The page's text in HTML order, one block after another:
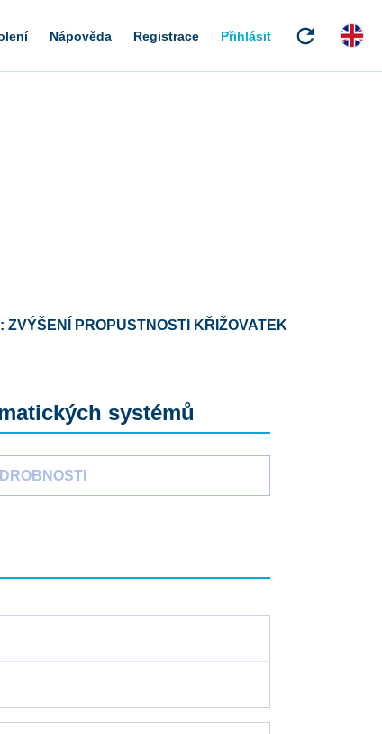
Nápověda Registrace Přihlásit refresh
ZVÝŠENÍ PROPUSTNOSTI KŘIŽOVATEK
systémů